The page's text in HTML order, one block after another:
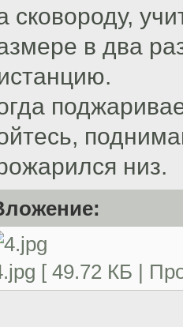
сковороду,
в два
низ.
[ 49.72 КБ |